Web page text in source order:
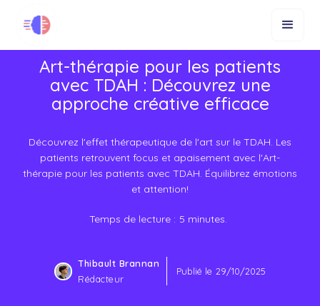
Art-thérapie pour les patients
avec TDAH : Découvrez une
approche créative efficace
Découvrez l'effet thérapeutique de l'art sur le TDAH. Les
patients retrouvent focus et apaisement avec l'Art-
thérapie pour les patients avec TDAH. Équilibrez émotions
et attention!
Temps de lecture : 5 minutes.
Thibault Brannan
Rédacteur
Publié le 29/10/2025